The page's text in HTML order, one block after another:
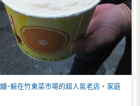
-躲在竹東菜市場的超人氣老店，家庭